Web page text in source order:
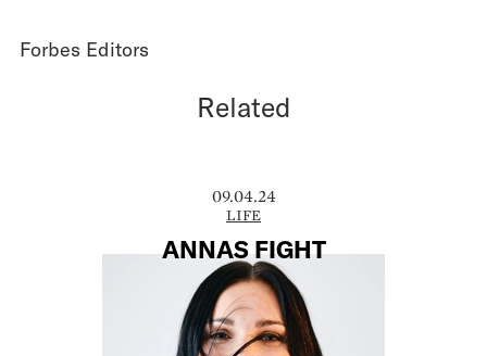
Forbes Editors
Related
09.04.24
LIFE
ANNAS FIGHT